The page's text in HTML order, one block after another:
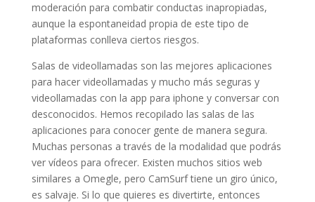
moderación para combatir conductas inapropiadas,
aunque la espontaneidad propia de este tipo de
plataformas conlleva ciertos riesgos.
Salas de videollamadas son las mejores aplicaciones
para hacer videollamadas y mucho más seguras y
videollamadas con la app para iphone y conversar con
desconocidos. Hemos recopilado las salas de las
aplicaciones para conocer gente de manera segura.
Muchas personas a través de la modalidad que podrás
ver vídeos para ofrecer. Existen muchos sitios web
similares a Omegle, pero CamSurf tiene un giro único,
es salvaje. Si lo que quieres es divertirte, entonces